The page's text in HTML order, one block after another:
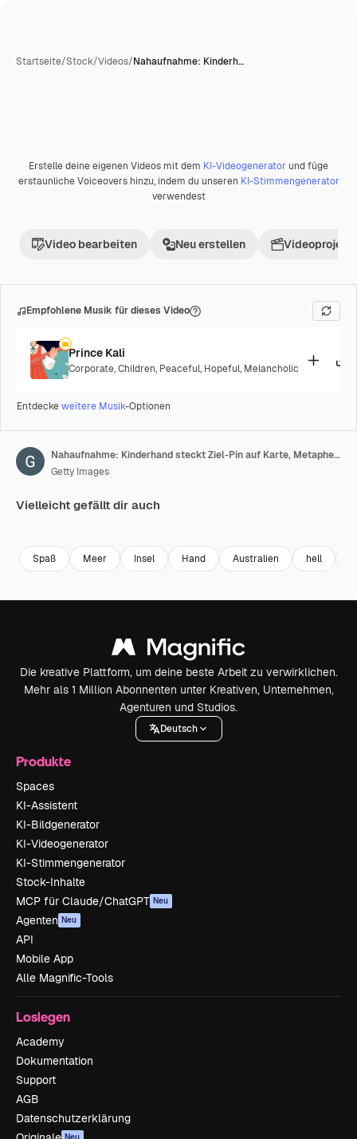
Startseite/Stock/Videos/Nahaufnahme: Kinderh…
Premium
Erstelle deine eigenen Videos mit dem KI-Videogenerator und füge
erstaunliche Voiceovers hinzu, indem du unseren KI-Stimmengenerator
verwendest
Video bearbeiten Neu erstellen Videoprojekt
Empfohlene Musik für dieses Video
Prince Kali
Corporate,Children, Peaceful, Hopeful, Melancholic
Entdeckeweitere Musik-Optionen
Nahaufnahme: Kinderhand steckt Ziel-Pin auf Karte, Metapher für Reiseziel und Weg, selektiver Fokus, geringe Schärfentiefe.
Getty Images
Vielleicht gefällt dir auch
Spaß Meer Insel Hand Australien hell
Die kreative Plattform, um deine beste Arbeit zu verwirklichen.
Mehr als 1 Million Abonnenten unter Kreativen, Unternehmen,
Agenturen und Studios.
Deutsch
Produkte
Spaces
KI-Assistent
KI-Bildgenerator
KI-Videogenerator
KI-Stimmengenerator
Stock-Inhalte
MCP für Claude/ChatGPT Neu
Agenten Neu
API
Mobile App
Alle Magnific-Tools
Loslegen
Academy
Dokumentation
Support
AGB
Datenschutzerklärung